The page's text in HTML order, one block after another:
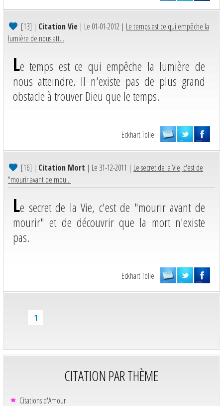
[13] | Citation Vie | Le 01-01-2012 | Le temps est ce qui empêche la
lumière de nous att...
Le temps est ce qui empêche la lumière de
nous atteindre. Il n'existe pas de plus grand
obstacle à trouver Dieu que le temps.
Eckhart Tolle
[16] | Citation Mort | Le 31-12-2011 | Le secret de la Vie, c'est de
"mourir avant de mou...
Le secret de la Vie, c'est de "mourir avant de
mourir" et de découvrir que la mort n'existe
pas.
Eckhart Tolle
1
CITATION PAR THÈME
Citations d'Amour